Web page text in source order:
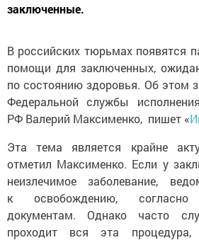
заключенные.
В российских тюрьмах появятся
помощи для заключенных,
по состоянию здоровья. Об этом
Федеральной службы
РФ Валерий Максименко, пишет «
Эта тема является крайне
отметил Максименко. Если у
неизлечимое заболевание,
к освобождению, согласно
документам. Однако часто
проходит вся эта процедура,